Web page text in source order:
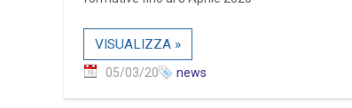
VISUALIZZA »
05/03/20 news